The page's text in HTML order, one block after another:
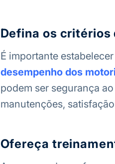
Defina os critérios
É importante
desempenho dos
podem ser segurança
manutenções,
Ofereça